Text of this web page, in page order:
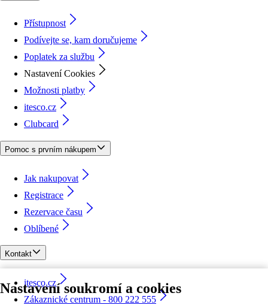
Nastavení soukromí a cookies
Přístupnost
Podívejte se, kam doručujeme
Poplatek za službu
Nastavení Cookies
Možnosti platby
itesco.cz
Clubcard
Pomoc s prvním nákupem
Jak nakupovat
Registrace
Rezervace času
Oblíbené
Kontakt
itesco.cz
Zákaznické centrum - 800 222 555